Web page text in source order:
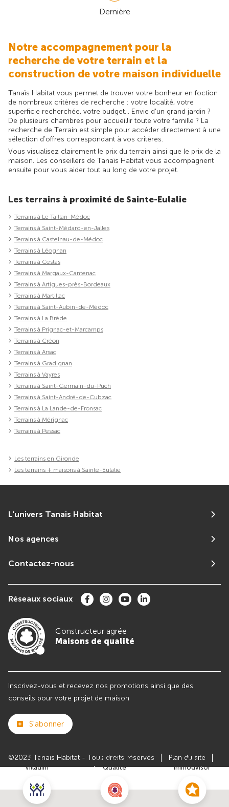
Club
Villadim
Maisons de
Qualité
Avis
Immodvisor
Dernière
Notre accompagnement pour la
recherche de votre terrain et la
construction de votre maison individuelle
Tanaïs Habitat vous permet de trouver votre bonheur en foction
de nombreux critères de recherche : votre localité, votre
superficie recherchée, votre budget... Envie d'un grand jardin ?
De plusieurs chambres pour accueillir toute votre famille ? La
recherche de Terrain est simple pour accéder directement à une
sélection d'offres correspondant à vos critères.
Vous visualisez clairement le prix du terrain ainsi que le prix de la
maison. Les conseillers de Tanaïs Habitat vous accompagnent
ensuite pour vous aider tout au long de votre projet.
Les terrains à proximité de Sainte-Eulalie
Terrains à Le Taillan-Médoc
Terrains à Saint-Médard-en-Jalles
Terrains à Castelnau-de-Médoc
Terrains à Léognan
Terrains à Cestas
Terrains à Margaux-Cantenac
Terrains à Artigues-près-Bordeaux
Terrains à Martillac
Terrains à Saint-Aubin-de-Médoc
Terrains à La Brède
Terrains à Prignac-et-Marcamps
Terrains à Créon
Terrains à Arsac
Terrains à Gradignan
Terrains à Vayres
Terrains à Saint-Germain-du-Puch
Terrains à Saint-André-de-Cubzac
Terrains à La Lande-de-Fronsac
Terrains à Mérignac
Terrains à Pessac
Les terrains en Gironde
Les terrains + maisons à Sainte-Eulalie
L'univers Tanais Habitat
Nos agences
Contactez-nous
Réseaux sociaux
Constructeur agrée
Maisons de qualité
Inscrivez-vous et recevez nos promotions ainsi que des
conseils pour votre projet de maison
S'abonner
©2023 Tanaïs Habitat - Tous droits réservés
Plan du site
Paramètres des cookies
Politiques de Confidentialités
Mentions légales
Recrutement
Le groupe VILLADIM